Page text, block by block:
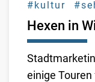
#kultur
Hexen in
einige Touren